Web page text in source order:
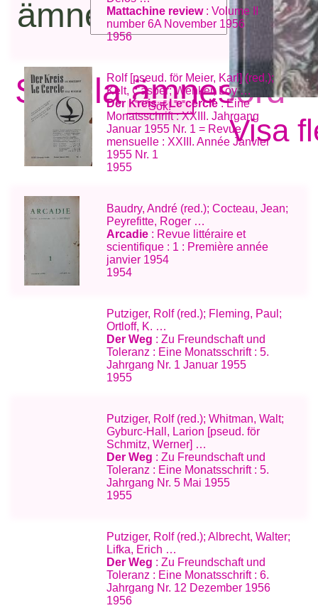
ämnesord:
Se alla ämnesord
Visa
Mattachine review: Volume II
number 6A November 1956
1956
Rolf [pseud. för Meier, Karl] (red.);
Kelt, Casper; Wenker, Loy …
Der Kreis = Le cercle: Eine
Monatsschrift : XXIII. Jahrgang
Januar 1955 Nr. 1 = Revue
mensuelle : XXIII. Année Janvier
1955 Nr. 1
1955
Baudry, André (red.); Cocteau, Jean;
Peyrefitte, Roger …
Arcadie : Revue littéraire et
scientifique : 1 : Première année
janvier 1954
1954
Putziger, Rolf (red.); Fleming, Paul;
Ortloff, K. …
Der Weg : Zu Freundschaft und
Toleranz : Eine Monatsschrift : 5.
Jahrgang Nr. 1 Januar 1955
1955
Putziger, Rolf (red.); Whitman, Walt;
Gyburc-Hall, Larion [pseud. för
Schmitz, Werner] …
Der Weg : Zu Freundschaft und
Toleranz : Eine Monatsschrift : 5.
Jahrgang Nr. 5 Mai 1955
1955
Putziger, Rolf (red.); Albrecht, Walter;
Lifka, Erich …
Der Weg : Zu Freundschaft und
Toleranz : Eine Monatsschrift : 6.
Jahrgang Nr. 12 Dezember 1956
1956